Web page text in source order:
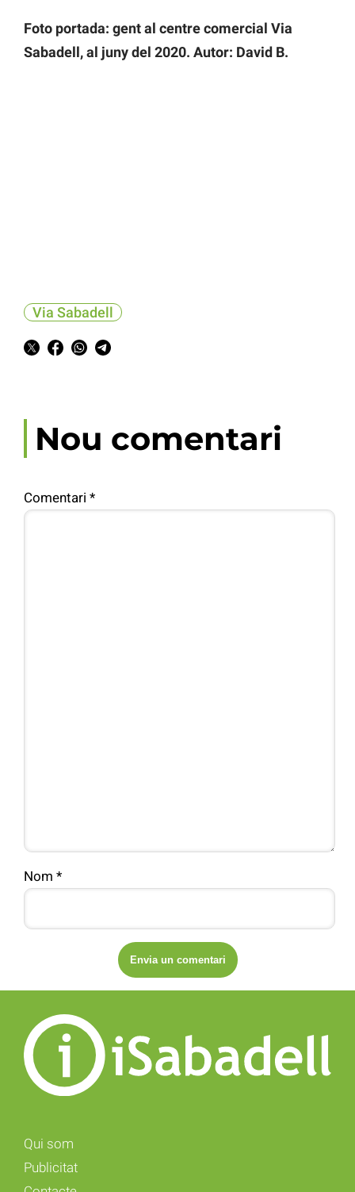
Foto portada: gent al centre comercial Via
Sabadell, al juny del 2020. Autor: David B.
Via Sabadell
Nou comentari
Comentari *
Nom *
Qui som
Publicitat